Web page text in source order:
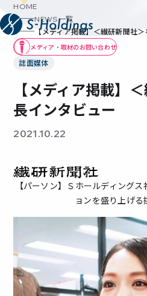
HOME
NEWS一覧
【メディア掲載】＜繊研新聞社
誌面媒体
メディア・取材のお問い合わせ
【メディア掲載】
長インタビュー
2021.10.22
【パーソン】Ｓホールディン
ョンを盛り上げる